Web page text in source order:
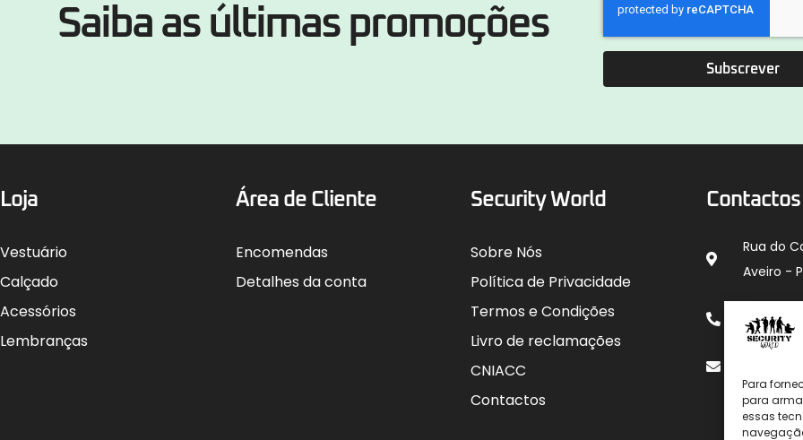
Para
para
essas
Saiba as últimas promoções
Subscrever
Loja
Vestuário
Calçado
Acessórios
Lembranças
Área de Cliente
Encomendas
Detalhes da conta
Security World
Sobre Nós
Política de Privacidade
Termos e Condições
Livro de reclamações
CNIACC
Contactos
Contactos
Rua do
Aveiro -
912
para